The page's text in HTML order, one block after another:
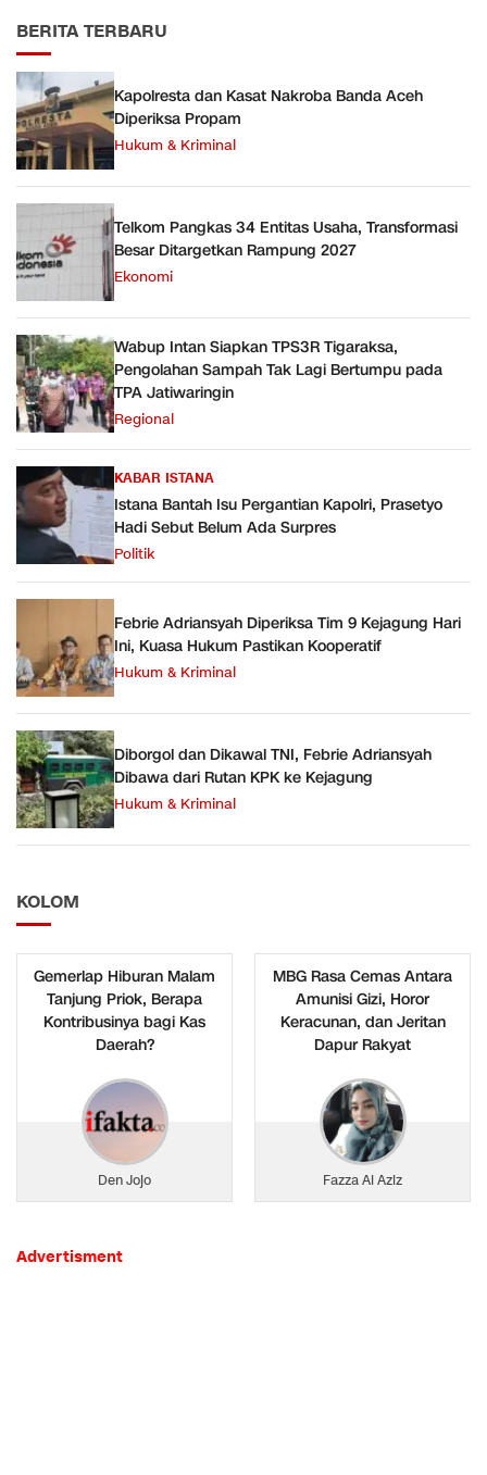
BERITA TERBARU
Kapolresta dan Kasat Nakroba Banda Aceh
Diperiksa Propam
Hukum & Kriminal
Telkom Pangkas 34 Entitas Usaha, Transformasi
Besar Ditargetkan Rampung 2027
Ekonomi
Wabup Intan Siapkan TPS3R Tigaraksa,
Pengolahan Sampah Tak Lagi Bertumpu pada
TPA Jatiwaringin
Regional
KABAR ISTANA
Istana Bantah Isu Pergantian Kapolri, Prasetyo
Hadi Sebut Belum Ada Surpres
Politik
Febrie Adriansyah Diperiksa Tim 9 Kejagung Hari
Ini, Kuasa Hukum Pastikan Kooperatif
Hukum & Kriminal
Diborgol dan Dikawal TNI, Febrie Adriansyah
Dibawa dari Rutan KPK ke Kejagung
Hukum & Kriminal
KOLOM
Gemerlap Hiburan Malam
Tanjung Priok, Berapa
Kontribusinya bagi Kas
Daerah?
Den Jojo
MBG Rasa Cemas Antara
Amunisi Gizi, Horor
Keracunan, dan Jeritan
Dapur Rakyat
Fazza Al Aziz
Advertisment